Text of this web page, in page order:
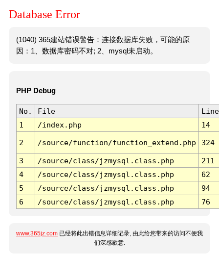
Database Error
(1040) 365建站错误警告：连接数据库失败，可能的原
因：1、数据库密码不对; 2、mysql未启动。
PHP Debug
No. File
Line
1
/index.php 14
2 /source/function/function_extend.php 324
3 /source/class/jzmysql.class.php
211
4
/source/class/jzmysql.class.php
62
5
/source/class/jzmysql.class.php
94
6
/source/class/jzmysql.class.php 76
www.365jz.com 已经将此出错信息详细记录, 由此给您带来的访问不便我
们深感歉意.